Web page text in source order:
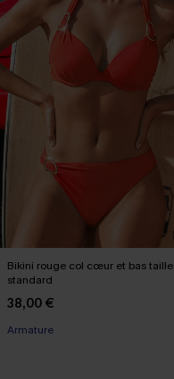
Bikini rouge col cœur et bas taille
standard
38,00 €
Armature